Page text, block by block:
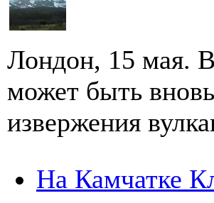
Лондон, 15 мая.
может быть
извержения
На Камчатке